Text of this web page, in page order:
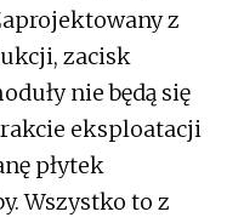
z
zacisk
nie będą się
eksploatacji
płytek
Wszystko to z